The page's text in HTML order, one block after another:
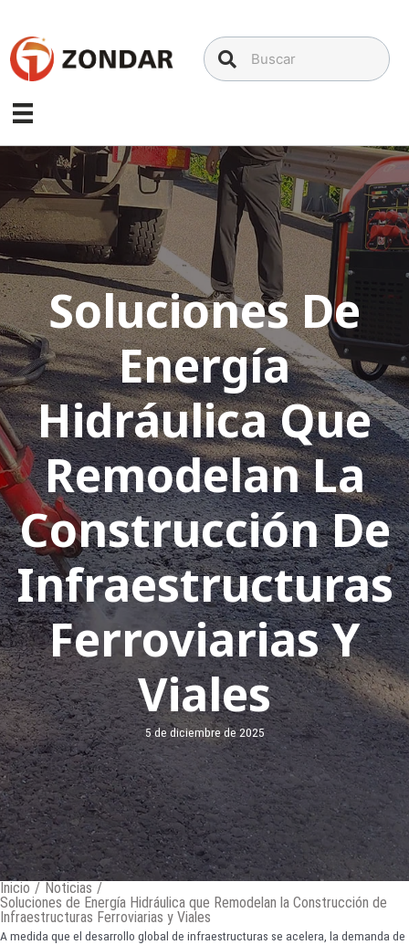
contenido
Soluciones De
Energía
Hidráulica Que
Remodelan La
Construcción De
Infraestructuras
Ferroviarias Y
Viales
5 de diciembre de 2025
Inicio / Noticias /
Soluciones de Energía Hidráulica que Remodelan la Construcción de
Infraestructuras Ferroviarias y Viales
A medida que el desarrollo global de infraestructuras se acelera, la demanda de